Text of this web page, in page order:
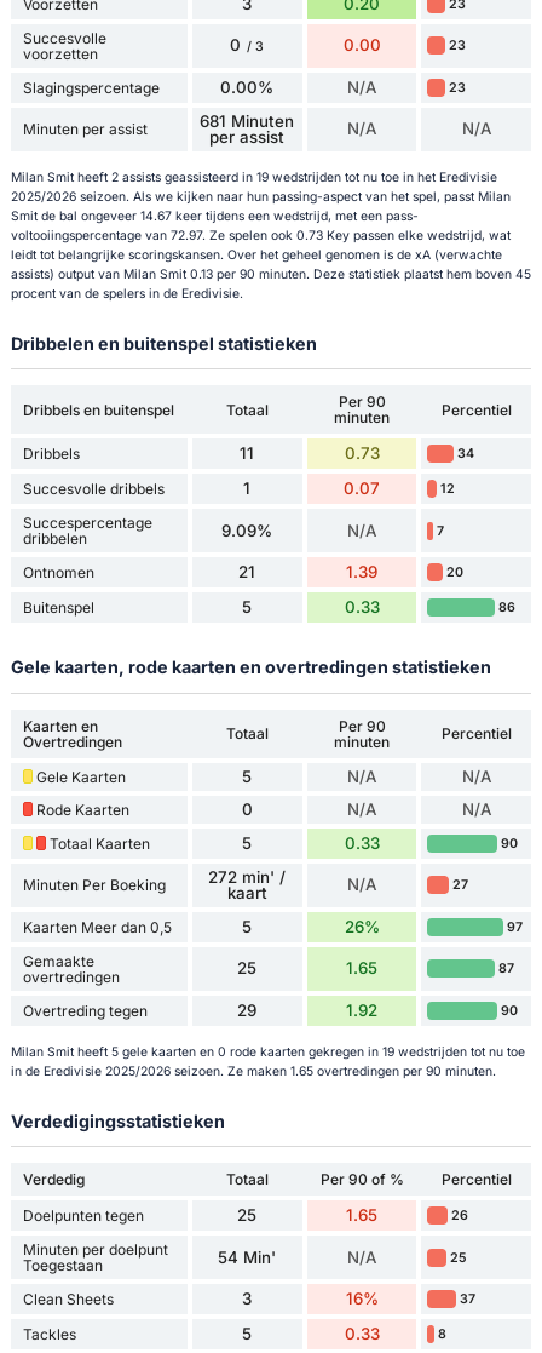
Voorzetten 23
Succesvolle
voorzetten
0 / 3 0.00 23
Slagingspercentage 0.00% N/A 23
Minuten per assist
681 Minuten
per assist
N/A N/A
Milan Smit heeft 2 assists geassisteerd in 19 wedstrijden tot nu toe in het Eredivisie
2025/2026 seizoen. Als we kijken naar hun passing-aspect van het spel, passt Milan
Smit de bal ongeveer 14.67 keer tijdens een wedstrijd, met een pass-
voltooiingspercentage van 72.97. Ze spelen ook 0.73 Key passen elke wedstrijd, wat
leidt tot belangrijke scoringskansen. Over het geheel genomen is de xA (verwachte
assists) output van Milan Smit 0.13 per 90 minuten. Deze statistiek plaatst hem boven 45
procent van de spelers in de Eredivisie.
Dribbelen en buitenspel statistieken
Dribbels en buitenspel Totaal
Per 90
minuten
Percentiel
Dribbels 11 0.73 34
Succesvolle dribbels 1 0.07 12
Succespercentage
dribbelen
9.09% N/A 7
Ontnomen 21 1.39 20
Buitenspel 5 0.33 86
Gele kaarten, rode kaarten en overtredingen statistieken
Kaarten en
Overtredingen
Totaal
Per 90
minuten
Percentiel
Gele Kaarten 5 N/A N/A
Rode Kaarten 0 N/A N/A
Totaal Kaarten 5 0.33 90
Minuten Per Boeking
272 min' /
kaart
N/A 27
Kaarten Meer dan 0,5 5 26% 97
Gemaakte
overtredingen
25 1.65 87
Overtreding tegen 29 1.92 90
Milan Smit heeft 5 gele kaarten en 0 rode kaarten gekregen in 19 wedstrijden tot nu toe
in de Eredivisie 2025/2026 seizoen. Ze maken 1.65 overtredingen per 90 minuten.
Verdedigingsstatistieken
Verdedig Totaal Per 90 of %
Percentiel
Doelpunten tegen
25 1.65 26
Minuten per doelpunt
Toegestaan
54 Min' N/A 25
Clean Sheets 3 16% 37
Tackles 5 0.33 8